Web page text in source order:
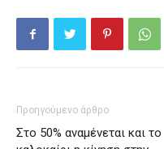
Προηγούμενο άρθρο
Στο 50% αναμένεται και το